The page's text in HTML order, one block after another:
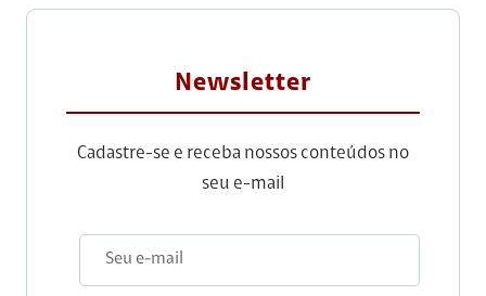
Newsletter
Cadastre-se e receba nossos conteúdos no
seu e-mail